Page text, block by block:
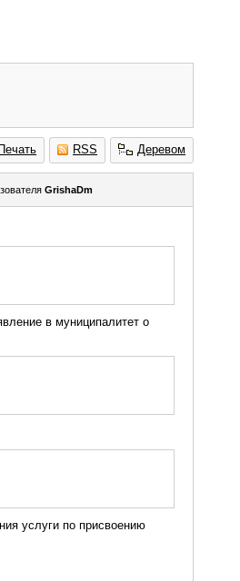
Печать RSS Деревом
GrishaDm
в муниципалитет о
услуги по присвоению